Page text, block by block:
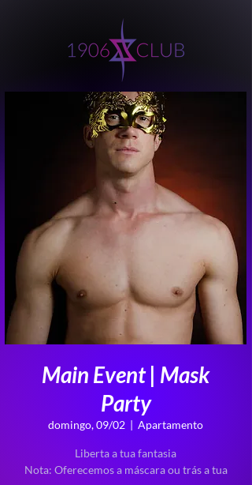
Main Event | Mask
Party
domingo, 09/02
  |
Apartamento
Liberta a tua fantasia
Nota: Oferecemos a máscara ou trás a tua